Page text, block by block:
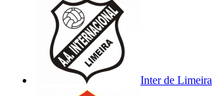
Inter de Limeira